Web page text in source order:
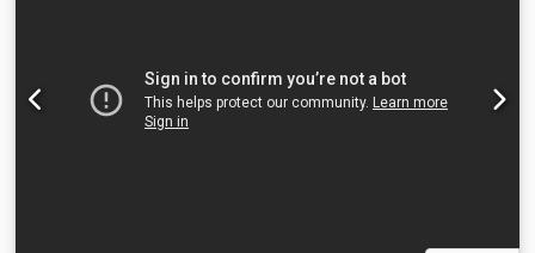
veranderen bij hoge schommelingen)